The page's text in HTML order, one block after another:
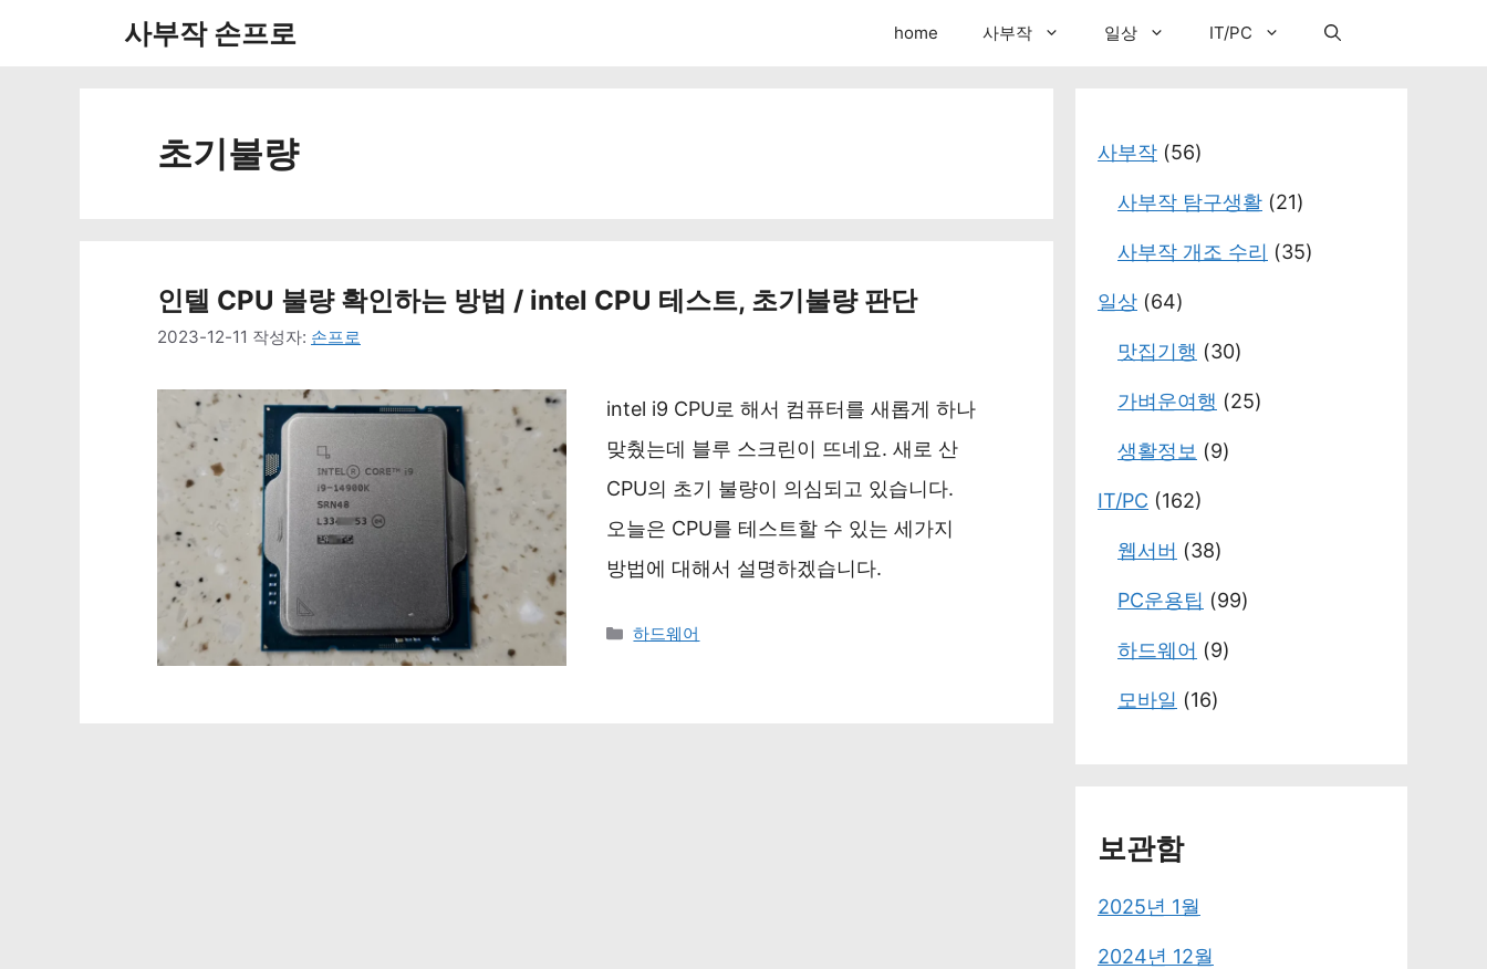
사부작 손프로 home 사부작 일상 IT/PC
초기불량
인텔 CPU 불량 확인하는 방법 / intel CPU 테스트, 초기불량 판단
2023-12-11 작성자: 손프로
intel i9 CPU로 해서 컴퓨터를 새롭게 하나
맞췄는데 블루 스크린이 뜨네요. 새로 산
CPU의 초기 불량이 의심되고 있습니다.
오늘은 CPU를 테스트할 수 있는 세가지
방법에 대해서 설명하겠습니다.
카
하드웨어
사부작 (56)
사부작 탐구생활 (21)
사부작 개조 수리 (35)
일상 (64)
맛집기행 (30)
가벼운여행 (25)
생활정보 (9)
IT/PC (162)
웹서버 (38)
PC운용팁 (99)
하드웨어 (9)
모바일 (16)
보관함
2025년 1월
2024년 12월